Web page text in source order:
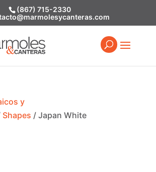
(867) 715-2330
y
Shapes / Japan White